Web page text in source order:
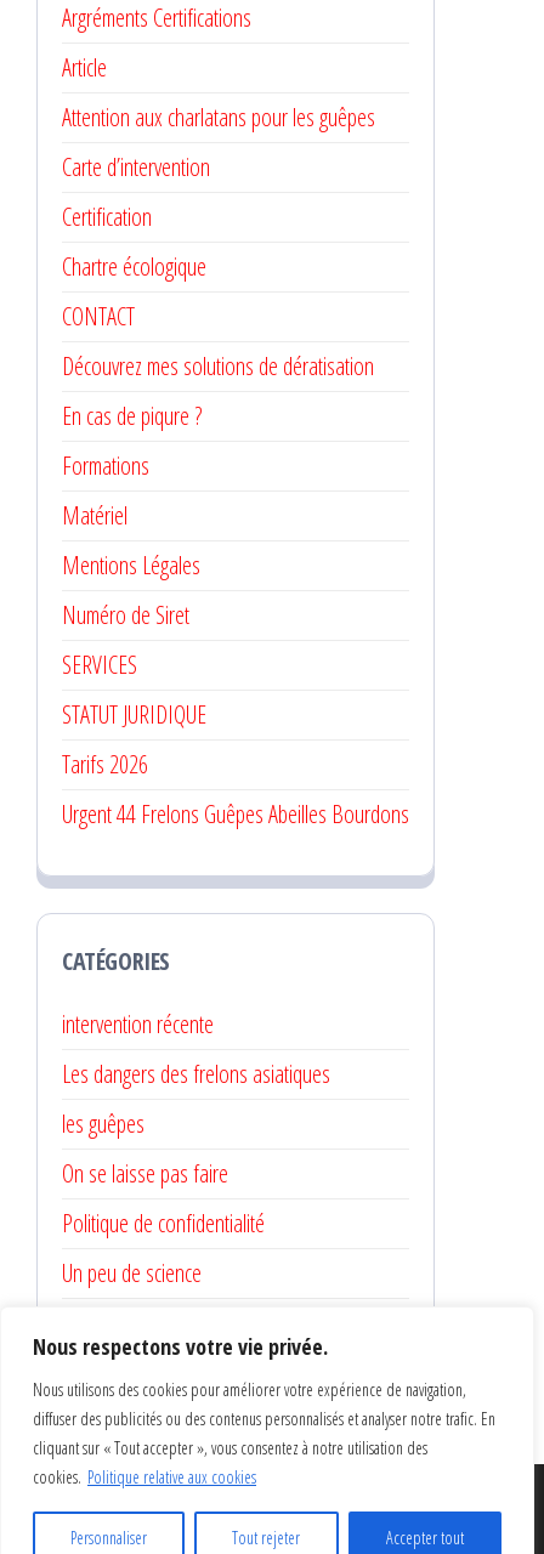
Nous respectons votre vie privée.
Nous utilisons des cookies pour améliorer votre expérience de navigation,
diffuser des publicités ou des contenus personnalisés et analyser notre trafic. En
cliquant sur « Tout accepter », vous consentez à notre utilisation des
cookies. Politique relative aux cookies
Personnaliser Tout rejeter Accepter tout
Argréments Certifications
Article
Attention aux charlatans pour les guêpes
Carte d’intervention
Certification
Chartre écologique
CONTACT
Découvrez mes solutions de dératisation
En cas de piqure ?
Formations
Matériel
Mentions Légales
Numéro de Siret
SERVICES
STATUT JURIDIQUE
Tarifs 2026
Urgent 44 Frelons Guêpes Abeilles Bourdons
CATÉGORIES
intervention récente
Les dangers des frelons asiatiques
les guêpes
On se laisse pas faire
Politique de confidentialité
Un peu de science
Fièrement propulsé parWordPress|Thème :Popularis
Press